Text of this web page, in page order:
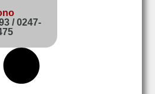
/ 0247-